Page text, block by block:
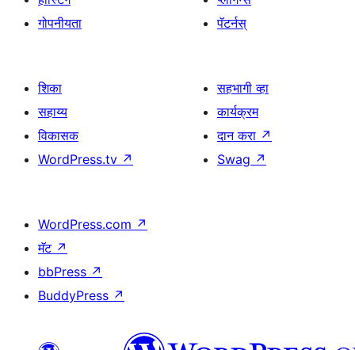
गोपनीयता
पॅटर्नस्
शिका
सहाय्य
विकासक
WordPress.tv ↗
सहभागी व्हा
कार्यक्रम
दान करा ↗
Swag ↗
WordPress.com ↗
मॅट ↗
bbPress ↗
BuddyPress ↗